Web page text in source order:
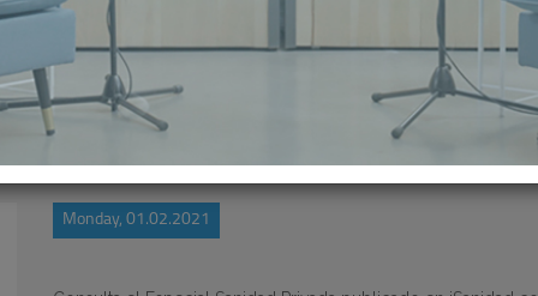
SANIDAD PRIVADA 25.
Monday, 01.02.2021